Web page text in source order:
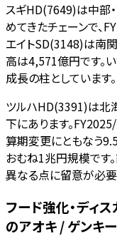
スギHD(7649)は中部
めてきたチェーンで、
エイトSD(3148)は南
高は4,571億円です。
成長の柱としています。
ツルハHD(3391)は北
下にあります。
算期変更にともなう
おむね1兆円規模です
異なる点に留意が必要
フード強化・ディ
のアオキ / ゲンキ